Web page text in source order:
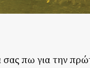
σας πω για την